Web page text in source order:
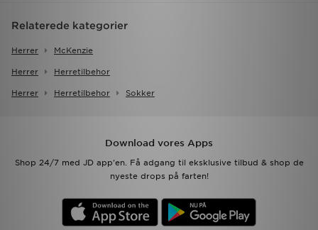
Relaterede kategorier
Herrer McKenzie
Herrer Herretilbehor
Herrer Herretilbehor Sokker
Download vores Apps
Shop 24/7 med JD app'en. Få adgang til eksklusive tilbud & shop de
nyeste drops på farten!